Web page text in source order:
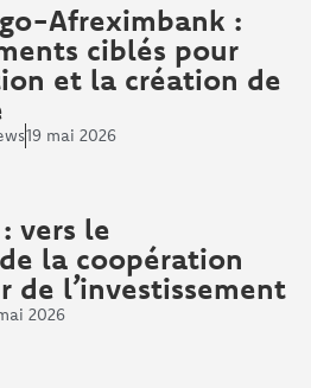
Afreximbank :
ciblés pour
et la création de
19 mai 2026
vers le
la coopération
de l’investissement
2026